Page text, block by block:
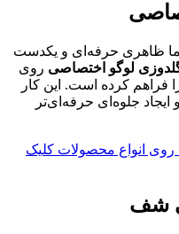
ظاهری حرفه‌ای و یکدست
لوگو اختصاصی روی
فراهم کرده است. این کار
جلوه‌ای حرفه‌ای‌تر
انواع محصولات کلیک
شف